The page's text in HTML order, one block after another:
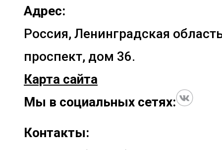
Адрес:
Россия, Ленинградская
проспект, дом 36.
Карта сайта
Мы в социальных сетях:
Контакты: